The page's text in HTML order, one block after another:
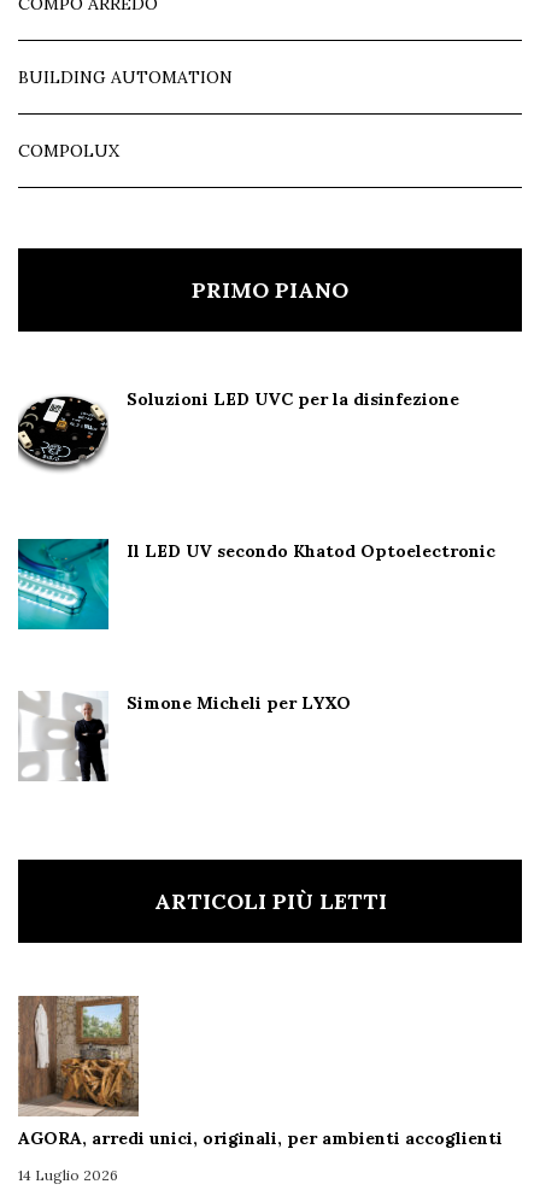
BUILDING AUTOMATION
COMPOLUX
PRIMO PIANO
Soluzioni LED UVC per la disinfezione
Il LED UV secondo Khatod Optoelectronic
Simone Micheli per LYXO
ARTICOLI PIÙ LETTI
AGORA, arredi unici, originali, per ambienti accoglienti
14 Luglio 2026